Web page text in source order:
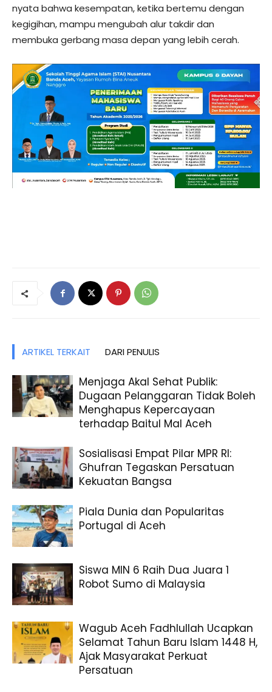
nyata bahwa kesempatan, ketika bertemu dengan
kegigihan, mampu mengubah alur takdir dan
membuka gerbang masa depan yang lebih cerah.
ARTIKEL TERKAIT DARI PENULIS
Menjaga Akal Sehat Publik:
Dugaan Pelanggaran Tidak Boleh
Menghapus Kepercayaan
terhadap Baitul Mal Aceh
Sosialisasi Empat Pilar MPR RI:
Ghufran Tegaskan Persatuan
Kekuatan Bangsa
Piala Dunia dan Popularitas
Portugal di Aceh
Siswa MIN 6 Raih Dua Juara 1
Robot Sumo di Malaysia
Wagub Aceh Fadhlullah Ucapkan
Selamat Tahun Baru Islam 1448 H,
Ajak Masyarakat Perkuat
Persatuan